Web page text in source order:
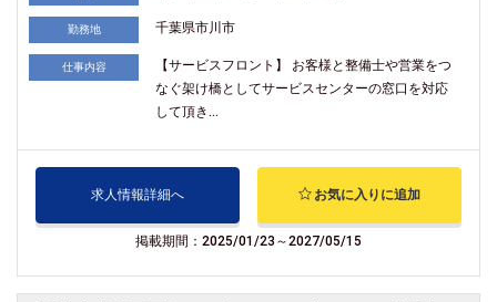
勤務地 千葉県市川市
仕事内容
【サービスフロント】 お客様と整備士や営業をつ
なぐ架け橋としてサービスセンターの窓口を対応
して頂き...
求人情報詳細へ お気に入りに追加
掲載期間：2025/01/23～2027/05/15